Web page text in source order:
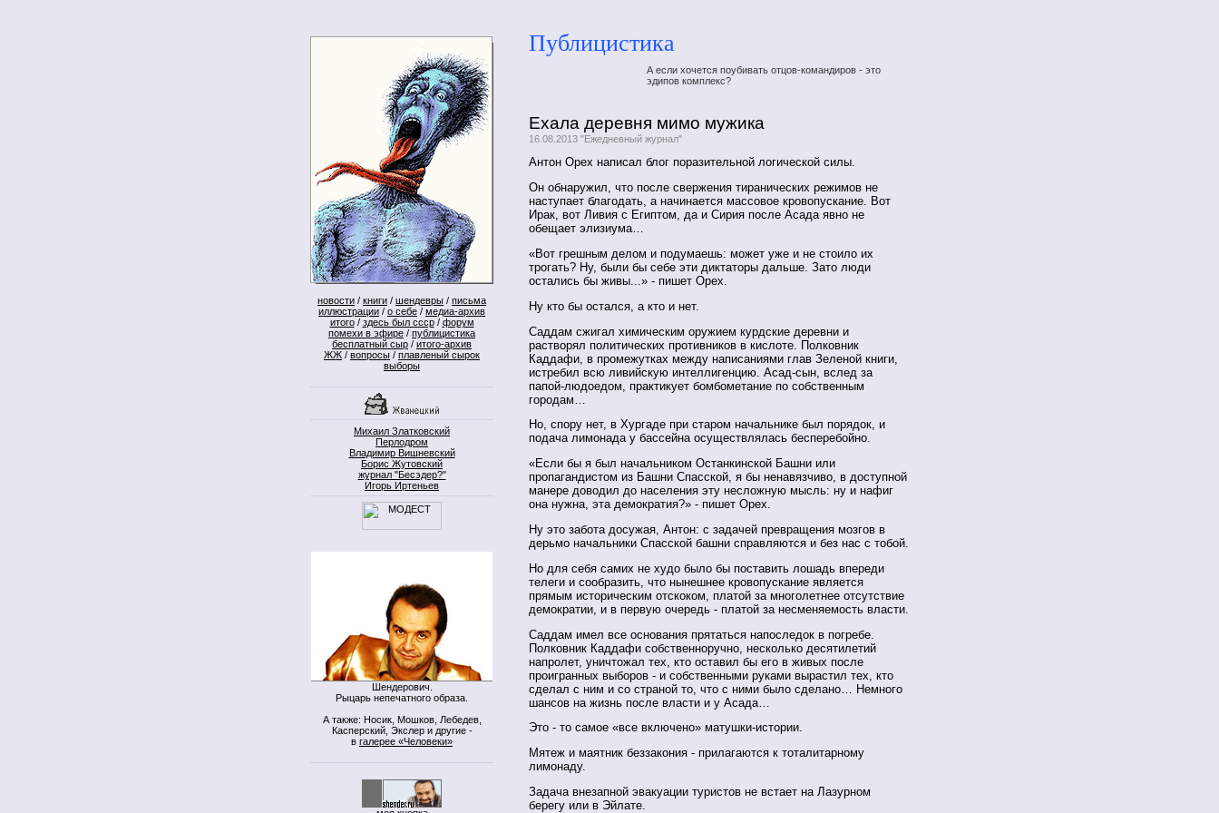
новости / книги / шендевры / письма
иллюстрации / о себе / медиа-архив
итого/ здесь был ссср/ форум
помехи в эфире / публицистика
бесплатный сыр / итого-архив
ЖЖ / вопросы / плавленый сырок
выборы
Михаил Златковский
Перлодром
Владимир Вишневский
Борис Жутовский
журнал "Бесэдер?"
Игорь Иртеньев
Шендерович.
Рыцарь непечатного образа.
А также: Носик, Мошков, Лебедев,
Касперский, Экслер и другие -
в галерее «Человеки»
Публицистика
А если хочется поубивать отцов-командиров - это
эдипов комплекс?
Ехала деревня мимо мужика
16.08.2013 "Ежедневный журнал"
Антон Орех написал блог поразительной логической силы.
Он обнаружил, что после свержения тиранических режимов не
наступает благодать, а начинается массовое кровопускание. Вот
Ирак, вот Ливия с Египтом, да и Сирия после Асада явно не
обещает элизиума…
«Вот грешным делом и подумаешь: может уже и не стоило их
трогать? Ну, были бы себе эти диктаторы дальше. Зато люди
остались бы живы...» - пишет Орех.
Ну кто бы остался, а кто и нет.
Саддам сжигал химическим оружием курдские деревни и
растворял политических противников в кислоте. Полковник
Каддафи, в промежутках между написаниями глав Зеленой книги,
истребил всю ливийскую интеллигенцию. Асад-сын, вслед за
папой-людоедом, практикует бомбометание по собственным
городам…
Но, спору нет, в Хургаде при старом начальнике был порядок, и
подача лимонада у бассейна осуществлялась бесперебойно.
«Если бы я был начальником Останкинской Башни или
пропагандистом из Башни Спасской, я бы ненавязчиво, в доступной
манере доводил до населения эту несложную мысль: ну и нафиг
она нужна, эта демократия?» - пишет Орех.
Ну это забота досужая, Антон: с задачей превращения мозгов в
дерьмо начальники Спасской башни справляются и без нас с тобой.
Но для себя самих не худо было бы поставить лошадь впереди
телеги и сообразить, что нынешнее кровопускание является
прямым историческим отскоком, платой за многолетнее отсутствие
демократии, и в первую очередь - платой за несменяемость власти.
Саддам имел все основания прятаться напоследок в погребе.
Полковник Каддафи собственноручно, несколько десятилетий
напролет, уничтожал тех, кто оставил бы его в живых после
проигранных выборов - и собственными руками вырастил тех, кто
сделал с ним и со страной то, что с ними было сделано… Немного
шансов на жизнь после власти и у Асада…
Это - то самое «все включено» матушки-истории.
Мятеж и маятник беззакония - прилагаются к тоталитарному
лимонаду.
Задача внезапной эвакуации туристов не встает на Лазурном
берегу или в Эйлате.